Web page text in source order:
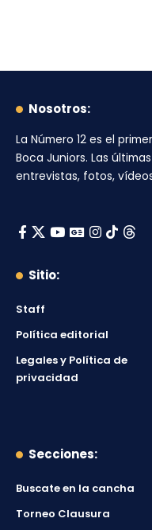
Nosotros:
La Número 12 es el
Boca Juniors. Las
entrevistas, fotos,
Sitio:
Staff
Política editorial
Legales y Política de
privacidad
Secciones:
Buscate en la cancha
Torneo Clausura